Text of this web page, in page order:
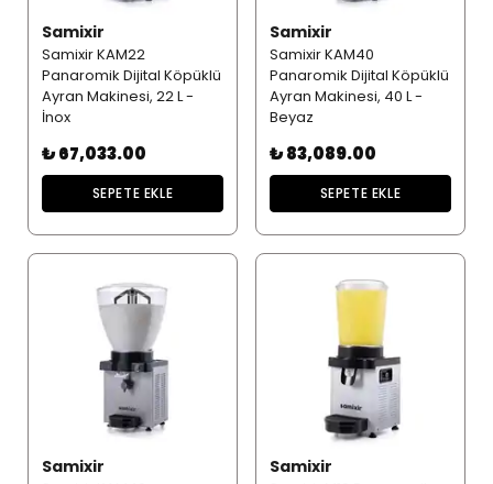
Samixir
Samixir KAM22
Panaromik Dijital Köpüklü
Ayran Makinesi, 22 L -
İnox
₺ 67,033.00
SEPETE EKLE
Samixir
Samixir KAM40
Panaromik Dijital Köpüklü
Ayran Makinesi, 40 L -
Beyaz
₺ 83,089.00
SEPETE EKLE
Samixir Samixir